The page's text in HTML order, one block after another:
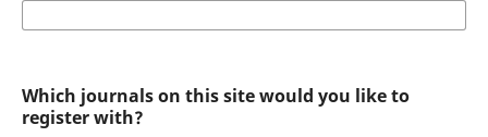
Which journals on this site would you like to
register with?